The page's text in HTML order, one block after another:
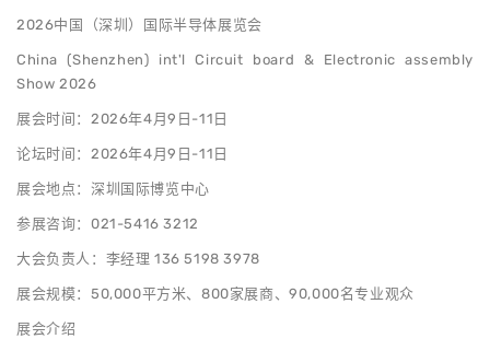
2026中国（深圳）国际半导体展览会
China (Shenzhen) int'l Circuit board & Electronic assembly
Show 2026
展会时间：2026年4月9日-11日
论坛时间：2026年4月9日-11日
展会地点：深圳国际博览中心
参展咨询：021-5416 3212
大会负责人：李经理 136 5198 3978
展会规模：50,000平方米、800家展商、90,000名专业观众
展会介绍